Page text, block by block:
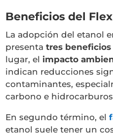
Beneficios del
La adopción del etanol
presentatres beneficios
lugar, el impacto
indican reducciones
contaminantes,
carbono e
En segundo término, el
etanol suele tener un